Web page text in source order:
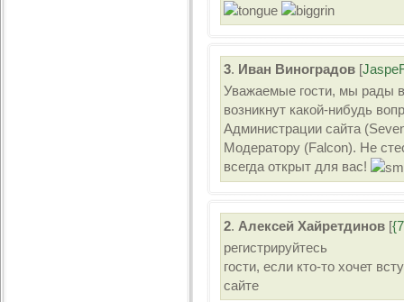
3. Иван Виноградов [
Уважаемые гости, мы рады
возникнут какой-нибудь
Администрации сайта
Модератору (Falcon). Не
всегда открыт для вас!
2. Алексей Хайретдинов [
регистрируйтесь
гости, если кто-то хочет
сайте